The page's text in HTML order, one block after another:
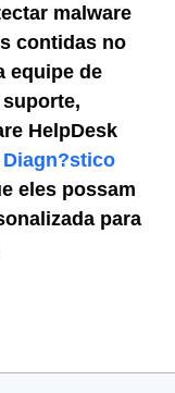
malware
contidas no
equipe de
HelpDesk
eles possam
para